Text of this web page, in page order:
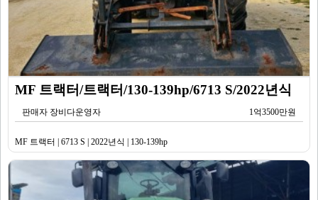
MF 트랙터/트랙터/130-139hp/6713 S/2022년식
판매자 장비다운영자 1억3500만원
MF 트랙터 | 6713 S | 2022년식 | 130-139hp